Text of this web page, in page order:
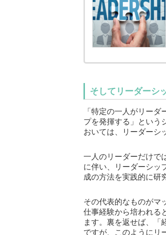
そしてリーダーシ
「特定の一人がリー
プを発揮する」という
おいては、リーダーシ
一人のリーダーだけで
に伴い、リーダーシッ
成の方法を実践的に研
その代表的なものがマ
仕事経験から培われる
ます。裏を返せば、「
ですが、このようにリ